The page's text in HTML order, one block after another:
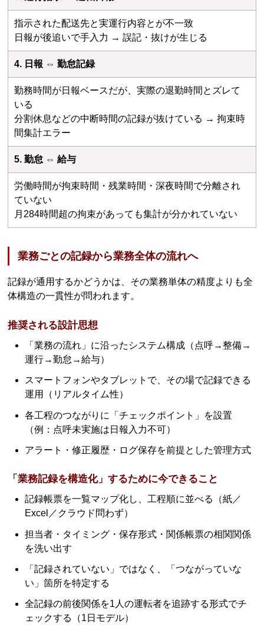
指示された配送先と実運行内容とが不一致
日報が後追いで手入力 → 誤記・抜けが生じる
4. 日報 ⇔ 勤怠記録
勤務時間が日報ベースだが、実際の退勤時間とズレて
いる
分割休息などの中断時間の記録が抜けている → 拘束時
間集計エラー
5. 勤怠 ⇔ 給与
労働時間が拘束時間・残業時間・深夜時間で分離され
ていない
月284時間超の拘束があっても集計が分かれていない
業務ごとの記録から業務全体の流れへ
記録が通用するかどうかは、その業務単体の精度よりも全
体構造の一貫性が問われます。
推奨される設計思想
「業務の流れ」に沿ったシステム構成（点呼→整備→
運行→勤怠→給与）
スマートフォンやタブレットで、その場で記録できる
運用（リアルタイム性）
各工程のつながりに「チェックポイント」を設置
（例：点呼未実施は日報入力不可）
アラート・修正履歴・ログ保存を前提とした管理方式
「業務記録を構造化」するために今できること
記録帳票を一覧マップ化し、工程順に並べる（紙／
Excel／クラウド問わず）
担当者・タイミング・保存形式・関係帳票の相関関係
を洗い出す
「記録されていない」ではなく、「つながっていな
い」箇所を特定する
全記録の前後関係を1人の運転者を追跡する形式でチ
ェックする（1日モデル）